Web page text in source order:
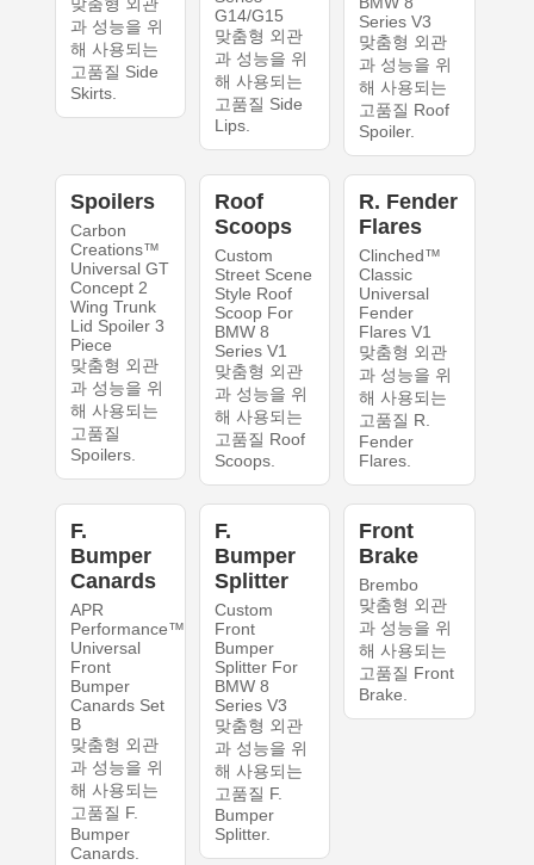
맞춤형 외관
과 성능을 위
해 사용되는
고품질 Side
Skirts.
G14/G15
맞춤형 외관
과 성능을 위
해 사용되는
고품질 Side
Lips.
Series V3
맞춤형 외관
과 성능을 위
해 사용되는
고품질 Roof
Spoiler.
Spoilers
Carbon
Creations™
Universal GT
Concept 2
Wing Trunk
Lid Spoiler 3
Piece
맞춤형 외관
과 성능을 위
해 사용되는
고품질
Spoilers.
Roof
Scoops
Custom
Street Scene
Style Roof
Scoop For
BMW 8
Series V1
맞춤형 외관
과 성능을 위
해 사용되는
고품질 Roof
Scoops.
R. Fender
Flares
Clinched™
Classic
Universal
Fender
Flares V1
맞춤형 외관
과 성능을 위
해 사용되는
고품질 R.
Fender
Flares.
F.
Bumper
Canards
APR
Performance™
Universal
Front
Bumper
Canards Set
B
맞춤형 외관
과 성능을 위
해 사용되는
고품질 F.
Bumper
Canards.
F.
Bumper
Splitter
Custom
Front
Bumper
Splitter For
BMW 8
Series V3
맞춤형 외관
과 성능을 위
해 사용되는
고품질 F.
Bumper
Splitter.
Front
Brake
Brembo
맞춤형 외관
과 성능을 위
해 사용되는
고품질 Front
Brake.